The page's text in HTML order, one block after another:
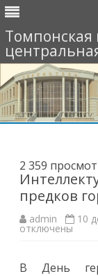
Томпонская
2 359
предков
admin 10
отключены
В День